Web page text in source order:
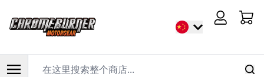
Cart